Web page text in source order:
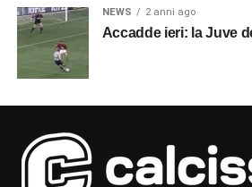
NEWS 2 anni ago
Accadde ieri: la Juve